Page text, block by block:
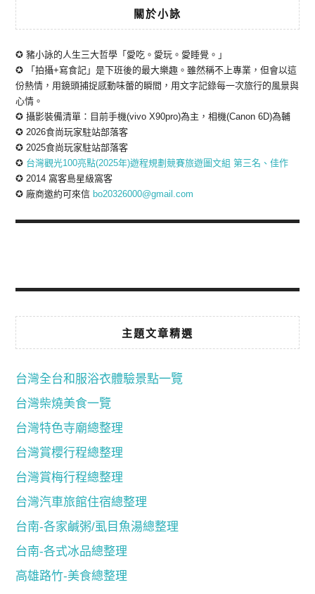
關於小詠
✪ 豬小詠的人生三大哲學「愛吃。愛玩。愛睡覺。」
✪ 「拍攝+寫食記」是下班後的最大樂趣。雖然稱不上專業，但會以這
份熱情，用鏡頭捕捉感動味蕾的瞬間，用文字記錄每一次旅行的風景與
心情。
✪ 攝影裝備清單：目前手機(vivo X90pro)為主，相機(Canon 6D)為輔
✪ 2026食尚玩家駐站部落客
✪ 2025食尚玩家駐站部落客
✪ 台灣觀光100亮點(2025年)遊程規劃競賽旅遊圖文組 第三名、佳作
✪ 2014 窩客島星級窩客
✪ 廠商邀約可來信 bo20326000@gmail.com
主題文章精選
台灣全台和服浴衣體驗景點一覽
台灣柴燒美食一覽
台灣特色寺廟總整理
台灣賞櫻行程總整理
台灣賞梅行程總整理
台灣汽車旅館住宿總整理
台南-各家鹹粥/虱目魚湯總整理
台南-各式冰品總整理
高雄路竹-美食總整理